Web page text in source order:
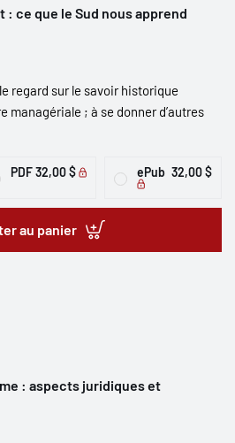
: ce que le Sud nous apprend
regard sur le savoir historique
managériale ; à se donner d’autres
PDF32,00 $ ePub 32,00 $
au panier
: aspects juridiques et